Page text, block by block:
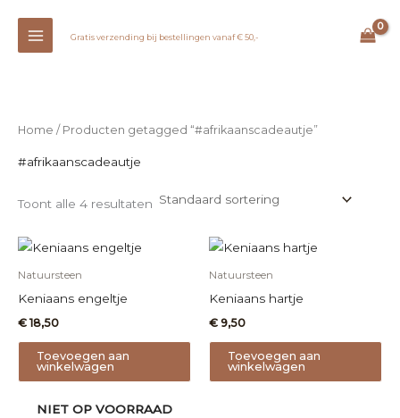
Gratis verzending bij bestellingen vanaf € 50,-
Home / Producten getagged “#afrikaanscadeautje”
#afrikaanscadeautje
Toont alle 4 resultaten
Natuursteen
Keniaans engeltje
€18,50
Toevoegen aan
winkelwagen
Natuursteen
Keniaans hartje
€ 9,50
Toevoegen aan
winkelwagen
NIET OP VOORRAAD